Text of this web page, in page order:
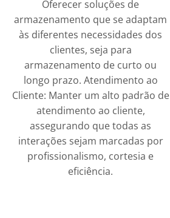
Oferecer soluções de
armazenamento que se adaptam
às diferentes necessidades dos
clientes, seja para
armazenamento de curto ou
longo prazo. Atendimento ao
Cliente: Manter um alto padrão de
atendimento ao cliente,
assegurando que todas as
interações sejam marcadas por
profissionalismo, cortesia e
eficiência.